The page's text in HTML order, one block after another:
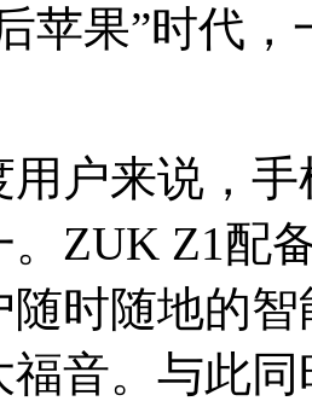
苹果”时代
用户来说，
。ZUK Z1配
时随地的
音。与此同